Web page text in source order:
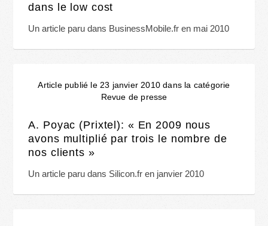
dans le low cost
Un article paru dans BusinessMobile.fr en mai 2010
Article publié le 23 janvier 2010 dans la catégorie
Revue de presse
A. Poyac (Prixtel): « En 2009 nous
avons multiplié par trois le nombre de
nos clients »
Un article paru dans Silicon.fr en janvier 2010